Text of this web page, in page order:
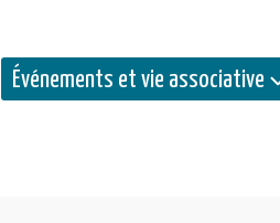
Événements et vie associative